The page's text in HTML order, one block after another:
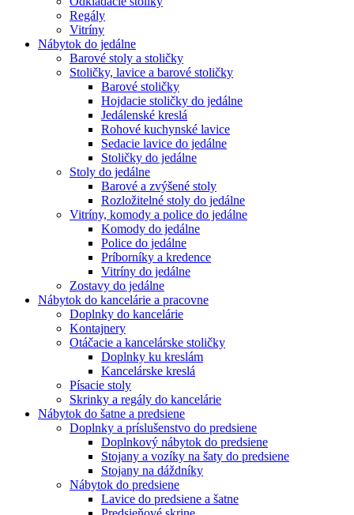
Regály
Vitríny
Nábytok do jedálne
Barové stoly a stoličky
Stoličky, lavice a barové stoličky
Barové stoličky
Hojdacie stoličky do jedálne
Jedálenské kreslá
Rohové kuchynské lavice
Sedacie lavice do jedálne
Stoličky do jedálne
Stoly do jedálne
Barové a zvýšené stoly
Rozložitelné stoly do jedálne
Vitríny, komody a police do jedálne
Komody do jedálne
Police do jedálne
Príborníky a kredence
Vitríny do jedálne
Zostavy do jedálne
Nábytok do kancelárie a pracovne
Doplnky do kancelárie
Kontajnery
Otáčacie a kancelárske stoličky
Doplnky ku kreslám
Kancelárske kreslá
Písacie stoly
Skrinky a regály do kancelárie
Nábytok do šatne a predsiene
Doplnky a príslušenstvo do predsiene
Doplnkový nábytok do predsiene
Stojany a vozíky na šaty do predsiene
Stojany na dáždníky
Nábytok do predsiene
Lavice do predsiene a šatne